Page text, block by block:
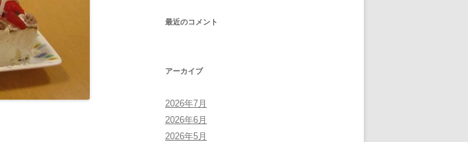
最近のコメント
アーカイブ
2026年7月
2026年6月
2026年5月